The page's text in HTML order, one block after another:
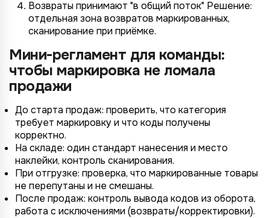
Возвраты принимают "в общий поток" Решение:
отдельная зона возвратов маркированных,
сканирование при приёмке.
Мини-регламент для команды:
чтобы маркировка не ломала
продажи
До старта продаж: проверить, что категория
требует маркировку и что коды получены
корректно.
На складе: один стандарт нанесения и место
наклейки, контроль сканирования.
При отгрузке: проверка, что маркированные товары
не перепутаны и не смешаны.
После продаж: контроль вывода кодов из оборота,
работа с исключениями (возвраты/корректировки).